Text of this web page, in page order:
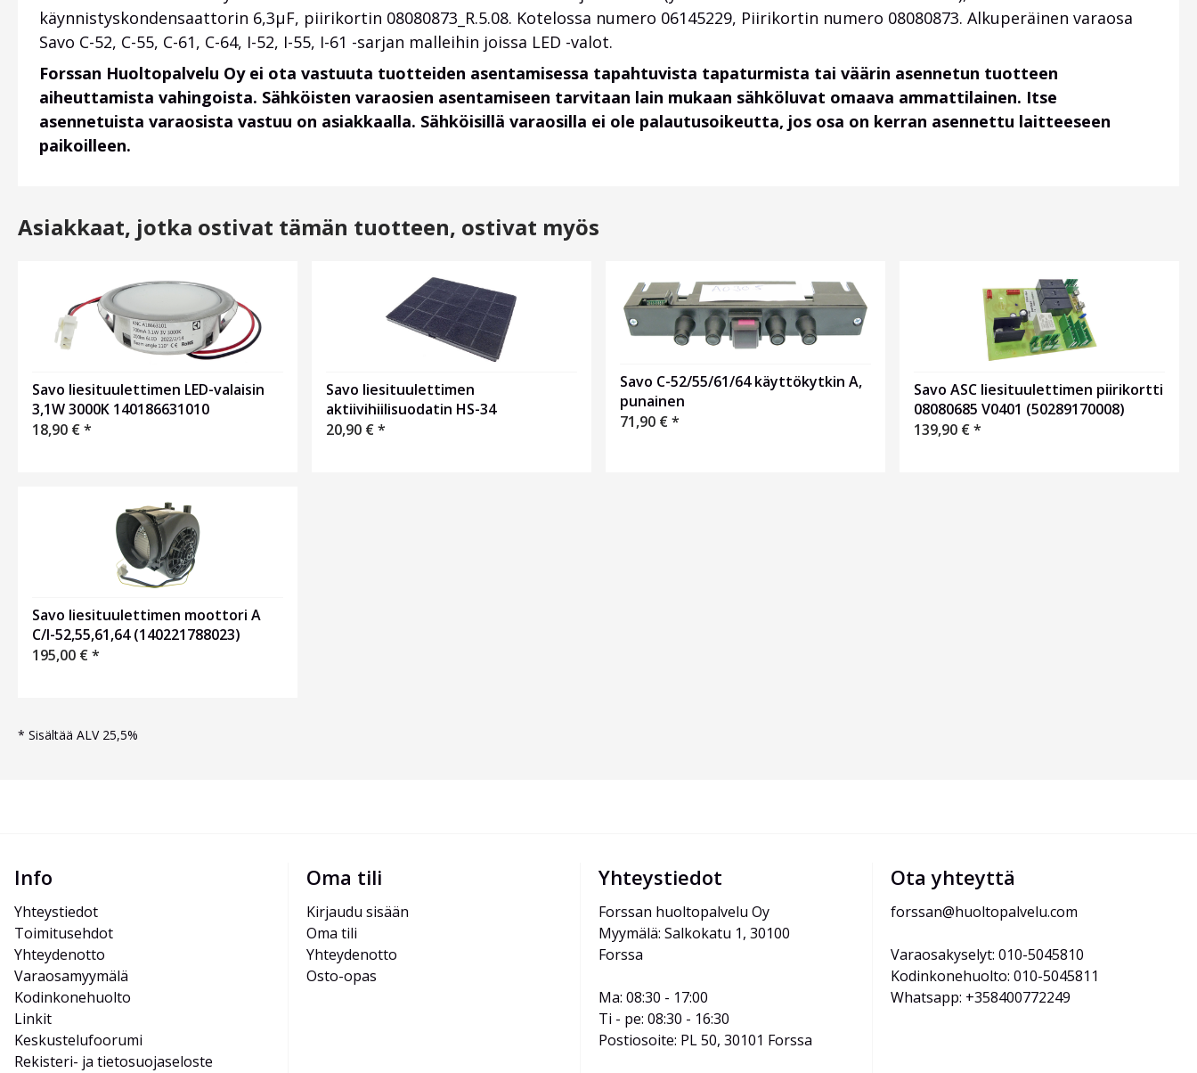
käynnistyskondensaattorin 6,3µF, piirikortin 08080873_R.5.08. Kotelossa numero 06145229, Piirikortin numero 08080873. Alkuperäinen varaosa
Savo C-52, C-55, C-61, C-64, I-52, I-55, I-61 -sarjan malleihin joissa LED -valot.
Forssan Huoltopalvelu Oy ei ota vastuuta tuotteiden asentamisessa tapahtuvista tapaturmista tai väärin asennetun tuotteen
aiheuttamista vahingoista. Sähköisten varaosien asentamiseen tarvitaan lain mukaan sähköluvat omaava ammattilainen. Itse
asennetuista varaosista vastuu on asiakkaalla. Sähköisillä varaosilla ei ole palautusoikeutta, jos osa on kerran asennettu laitteeseen
paikoilleen.
Asiakkaat, jotka ostivat tämän tuotteen, ostivat myös
Savo liesituulettimen LED-valaisin
3,1W 3000K 140186631010
18,90 €*
Savo liesituulettimen
aktiivihiilisuodatin HS-34
20,90 €*
Savo C-52/55/61/64 käyttökytkin A,
punainen
71,90 €*
Savo ASC liesituulettimen piirikortti
08080685 V0401 (50289170008)
139,90 €*
Savo liesituulettimen moottori A
C/I-52,55,61,64 (140221788023)
195,00 €*
* Sisältää ALV 25,5%
Info
Yhteystiedot
Toimitusehdot
Yhteydenotto
Varaosamyymälä
Kodinkonehuolto
Linkit
Keskustelufoorumi
Rekisteri- ja tietosuojaseloste
Oma tili
Kirjaudu sisään
Oma tili
Yhteydenotto
Osto-opas
Yhteystiedot
Forssan huoltopalvelu Oy
Myymälä: Salkokatu 1, 30100
Forssa
Ma: 08:30 - 17:00
Ti - pe: 08:30 - 16:30
Postiosoite: PL 50, 30101 Forssa
Ota yhteyttä
forssan@huoltopalvelu.com
Varaosakyselyt: 010-5045810
Kodinkonehuolto: 010-5045811
Whatsapp: +358400772249